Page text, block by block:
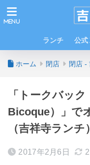
ランチ 公式
ホーム 閉店 閉店 -
「トークバッ
Bicoque）」で
（吉祥寺ラン
2017年2月6日